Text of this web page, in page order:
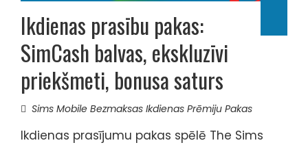
Ikdienas prasību pakas:
SimCash balvas, ekskluzīvi
priekšmeti, bonusa saturs
Sims Mobile Bezmaksas Ikdienas Prēmiju Pakas
Ikdienas prasījumu pakas spēlē The Sims